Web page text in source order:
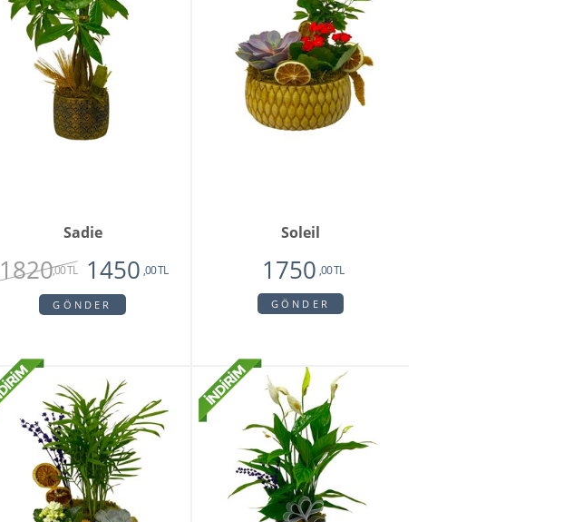
Sadie
1820,00 TL 1450 ,00 TL
GÖNDER
Soleil
1750 ,00 TL
GÖNDER